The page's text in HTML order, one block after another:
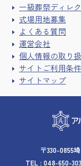
一級葬祭ディレ
式場用地募集
よくある質問
運営会社
個人情報の取り
サイトご利用条件
サイトマップ
〒330-0855
TEL : 048-650-